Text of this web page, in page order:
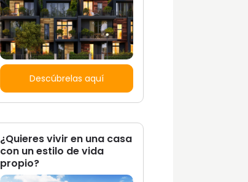
Descúbrelas aquí
¿Quieres vivir en una casa
con un estilo de vida
propio?